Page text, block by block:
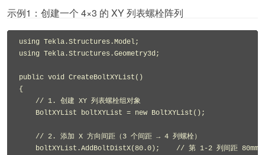
示例1：创建一个 4×3 的 XY 列表螺栓阵列
using Tekla.Structures.Model;
using Tekla.Structures.Geometry3d;
public void CreateBoltXYList()
{
    // 1. 创建 XY 列表螺栓组对象
    BoltXYList boltXYList = new BoltXYList();
    // 2. 添加 X 方向间距（3 个间距 → 4 列螺栓）
    boltXYList.AddBoltDistX(80.0);    // 第 1-2 列间距 80mm